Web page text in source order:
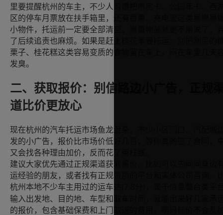
里要提醒杭州的车主，不少人习惯把市民卡、公园年卡、西
区的停车月票放在扶手箱里，还有香薰、充电宝这类易燃易
小物件，托运前一定要全部清空，贵重物品就更不用说了，
了后续追责也麻烦。如果是赶上桂花季要托运，别把刚买的
栗子、桂花糕这类容易变质的食物留在车上，闷在车里几天
发臭。
二、获取报价：别信路边小广告，正规
道比价更放心
现在杭州的汽车托运市场鱼龙混杂，不少小区门口、汽配城
发的小广告，报价比市场价低好几百，等你真的签了合同，
又会找各种理由加价，反而花了冤枉钱。
建议大家优先通过正规渠道获取报价，比如可以先问问身边
运经验的朋友，或者找有正规资质的平台和实体公司咨询。
杭州本地不少车主用过的运车达
输入出发地、目的地、车型和取车时间，就能出来好几家承
的报价，包含基础保费和上门取送的费用，明码标价不会乱